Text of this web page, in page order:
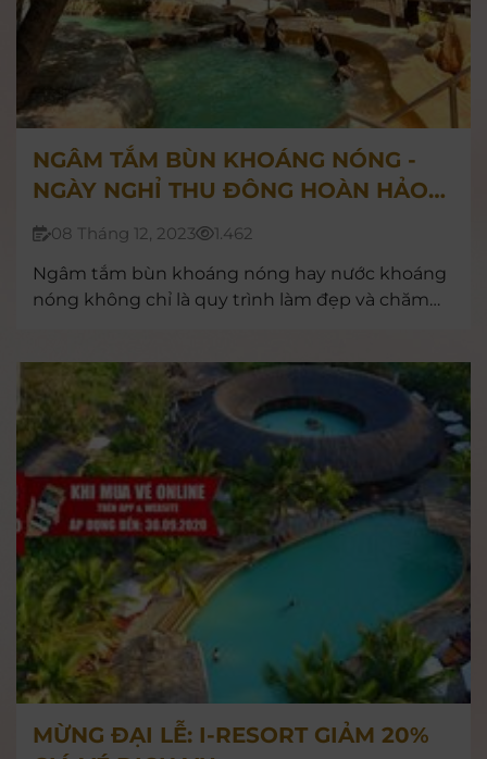
NGÂM TẮM BÙN KHOÁNG NÓNG -
NGÀY NGHỈ THU ĐÔNG HOÀN HẢO
CHO CẢ GIA ĐÌNH
08 Tháng 12, 2023
1.462
Ngâm tắm bùn khoáng nóng hay nước khoáng
nóng không chỉ là quy trình làm đẹp và chăm
MỪNG ĐẠI LỄ: I-RESORT GIẢM 20%